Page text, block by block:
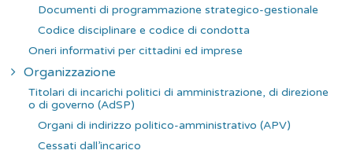
Documenti di programmazione strategico-gestionale
Codice disciplinare e codice di condotta
Oneri informativi per cittadini ed imprese
Organizzazione
Titolari di incarichi politici di amministrazione, di direzione
o di governo (AdSP)
Organi di indirizzo politico-amministrativo (APV)
Cessati dall’incarico